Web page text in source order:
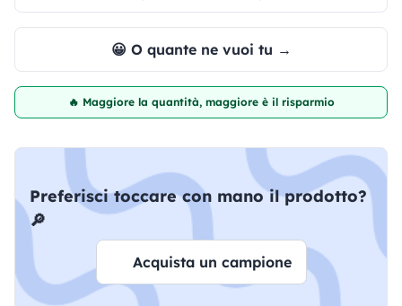
😀 O quante ne vuoi tu →
🔥 Maggiore la quantità, maggiore è il risparmio
Preferisci toccare con mano il prodotto?
🔎
Acquista un campione